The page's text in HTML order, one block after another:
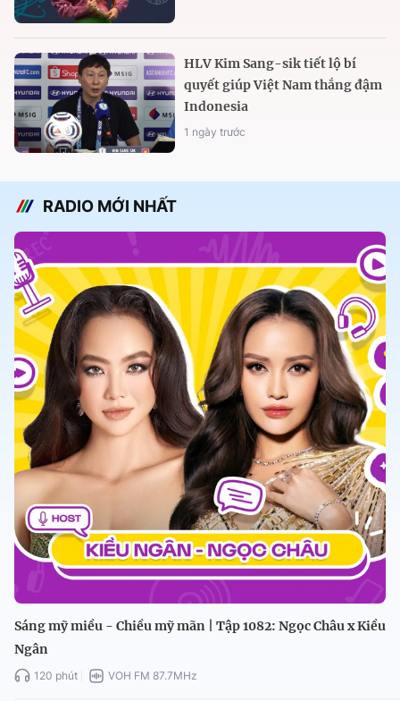
HLV Kim Sang-sik tiết lộ bí
quyết giúp Việt Nam thắng đậm
Indonesia
1 ngày trước
RADIO MỚI NHẤT
Sáng mỹ miều - Chiều mỹ mãn | Tập 1082: Ngọc Châu x Kiều
Ngân
120 phút VOH FM 87.7MHz